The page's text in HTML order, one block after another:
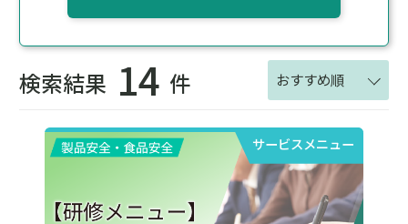
検索結果 14 件 おすすめ順
サービスメニュー